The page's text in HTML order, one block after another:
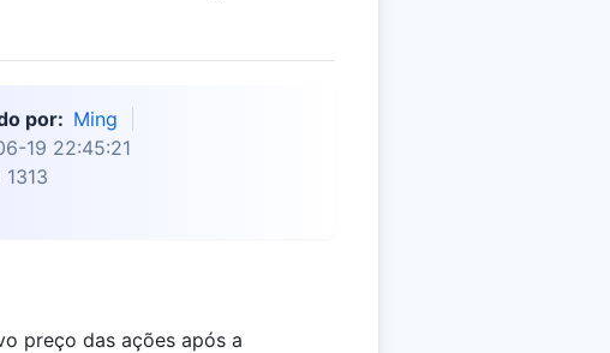
por: Ming
19 22:45:21
1313
preço das ações após a